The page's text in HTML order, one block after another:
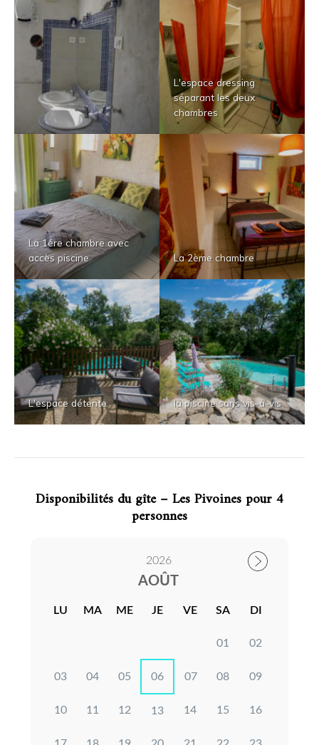
L'espace dressing
séparant les deux
chambres
La 1ére chambre avec
accès piscine
La 2ème chambre
L'espace détente la piscine sans vis-à-vis
Disponibilités du gîte – Les Pivoines pour 4
personnes